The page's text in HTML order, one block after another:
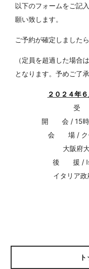
以下のフォームをご記
願い致します。
ご予約が確定しました
（定員を超過した場合
となります。予めご了
２０２４年
受
開 会 / 15時
会 場 / ク
大阪府
後 援 /
イタリア